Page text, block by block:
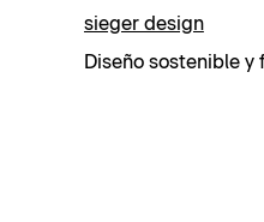
sieger design
Diseño sostenible